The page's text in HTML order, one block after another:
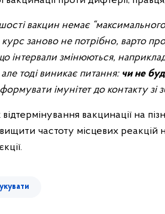
вакцин немає
заново не потрібно, варто
інтервали змінюються,
тоді виникає питання: чи не
імунітет до контакту зі
вакцинації на
частоту місцевих